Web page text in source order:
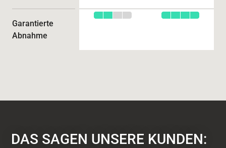
Garantierte
Abnahme
DAS SAGEN UNSERE KUNDEN: